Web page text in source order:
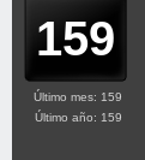
159
Último mes: 159
Último año: 159